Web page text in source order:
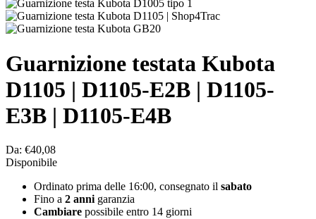
Guarnizione testata Kubota
D1105 | D1105-E2B | D1105-
E3B | D1105-E4B
Da: €40,08
Disponibile
Ordinato prima delle 16:00, consegnato il sabato
Fino a 2 anni garanzia
Cambiare possibile entro 14 giorni